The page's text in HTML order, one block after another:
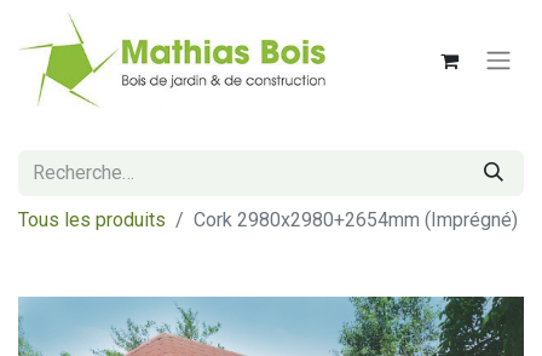
Tous les produits Cork 2980x2980+2654mm (Imprégné)